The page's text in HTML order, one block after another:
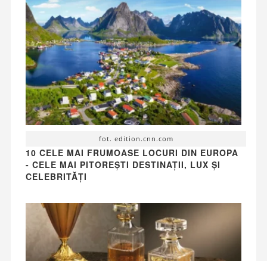
fot. edition.cnn.com
10 CELE MAI FRUMOASE LOCURI DIN EUROPA
- CELE MAI PITOREȘTI DESTINAȚII, LUX ȘI
CELEBRITĂȚI